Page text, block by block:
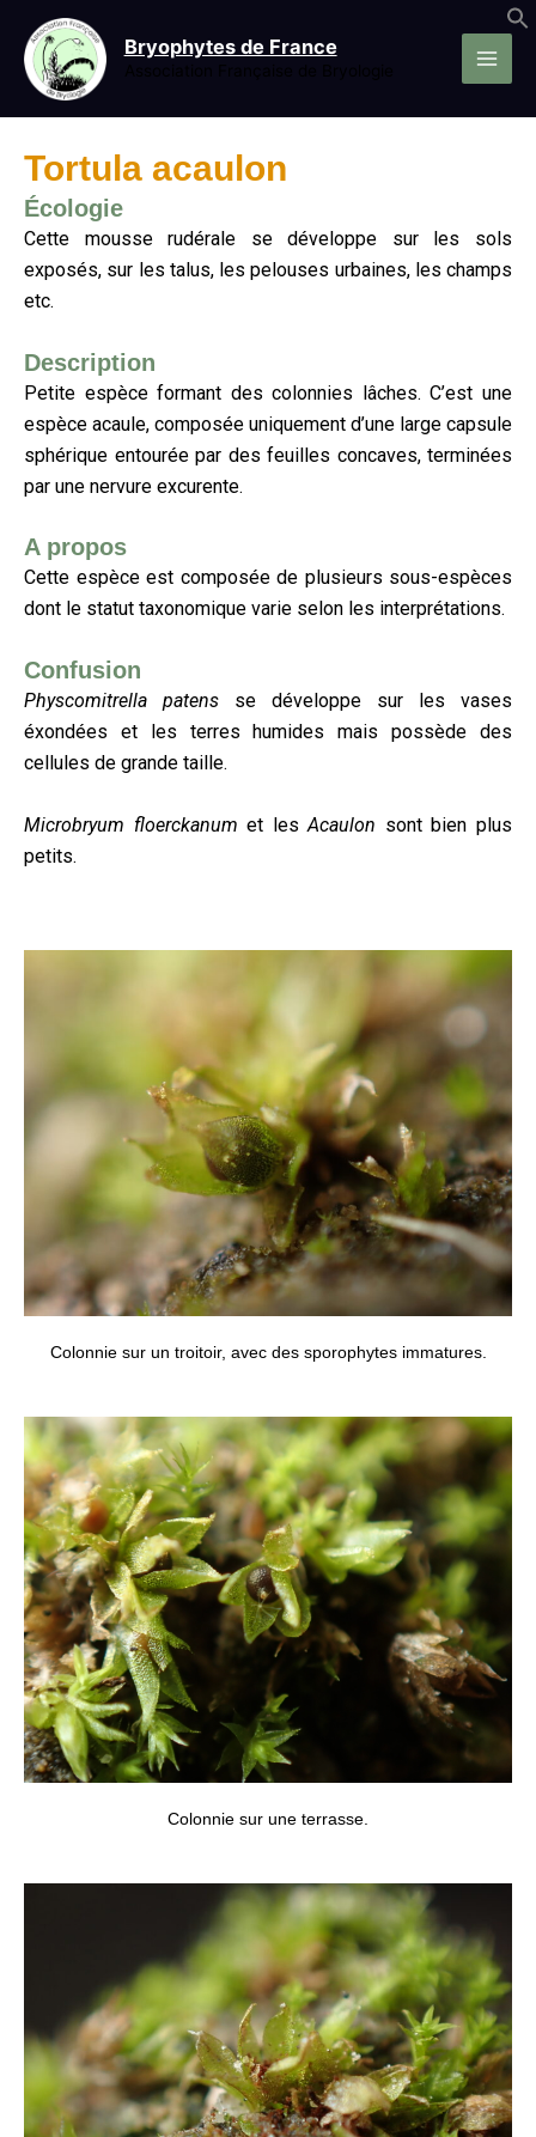
contenu
Bryophytes de France
Tortula acaulon
Écologie
Cette mousse rudérale se développe sur les sols
exposés, sur les talus, les pelouses urbaines, les champs
etc.
Description
Petite espèce formant des colonnies lâches. C’est une
espèce acaule, composée uniquement d’une large capsule
sphérique entourée par des feuilles concaves, terminées
par une nervure excurente.
A propos
Cette espèce est composée de plusieurs sous-espèces
dont le statut taxonomique varie selon les interprétations.
Confusion
Physcomitrella patens se développe sur les vases
éxondées et les terres humides mais possède des
cellules de grande taille.
Microbryum floerckanumet lesAcaulon sont bien plus
petits.
Colonnie sur un troitoir, avec des sporophytes immatures.
Colonnie sur une terrasse.